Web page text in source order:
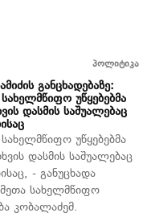
პოლიტიკა
განცხადებაზე:
უწყებებმა
დასმის საშუალებაც
უწყებებმა
დასმის საშუალებაც
- განუცხადა
სახელმწიფო
კობალაძემ.